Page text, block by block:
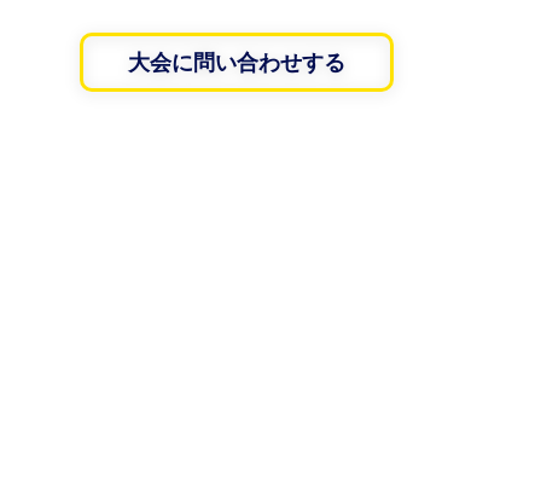
大会に問い合わせする